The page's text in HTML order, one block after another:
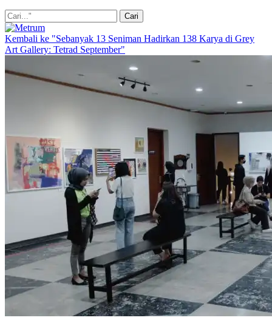
Kembali ke "Sebanyak 13 Seniman Hadirkan 138 Karya di Grey
Art Gallery: Tetrad September"